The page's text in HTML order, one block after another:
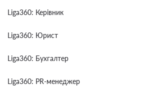
Liga360: Керівник
Liga360: Юрист
Liga360: Бухгалтер
Liga360: PR-менеджер